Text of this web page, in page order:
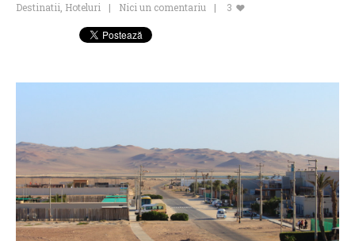
Destinatii Hoteluri Nici un comentariu 3